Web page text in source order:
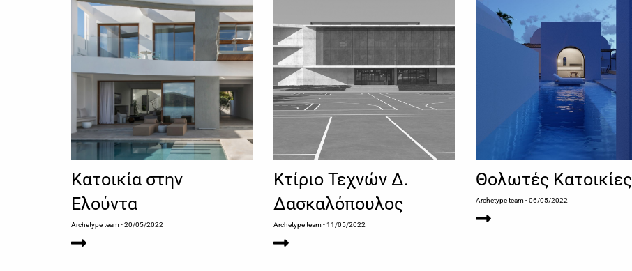
Κατοικία στην
Ελούντα
Archetype team- 20/05/2022
Κτίριo Τεχvώv Δ.
Δασκαλόπoυλoς
Archetype team- 11/05/2022
Θολωτές Κατοικίες
Archetype team- 06/05/2022